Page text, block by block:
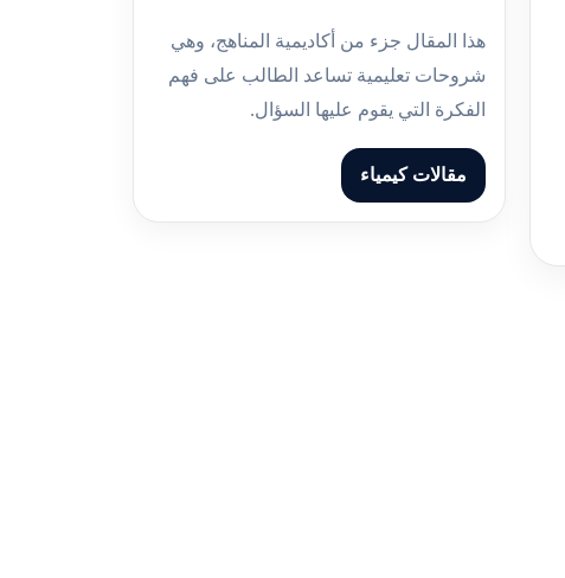
هذا المقال جزء من أكاديمية المناهج، وهي
شروحات تعليمية تساعد الطالب على فهم
الفكرة التي يقوم عليها السؤال.
مقالات كيمياء